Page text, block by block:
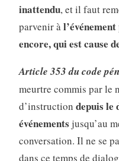
inattendu, et il faut
parvenir à
encore, qui est cause
Article 353 du code
meurtre commis par le
d’instruction depuis le
événements jusqu’au
conversation. Il ne se
dans ce temps de